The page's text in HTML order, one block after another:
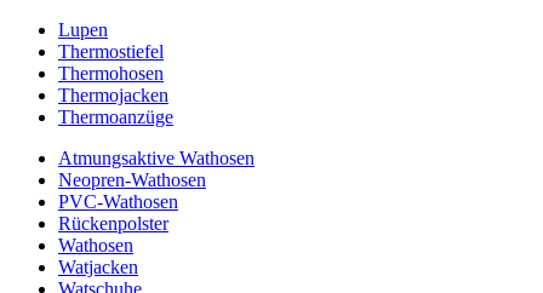
Lupen
Thermostiefel
Thermohosen
Thermojacken
Thermoanzüge
Atmungsaktive Wathosen
Neopren-Wathosen
PVC-Wathosen
Rückenpolster
Wathosen
Watjacken
Watschuhe